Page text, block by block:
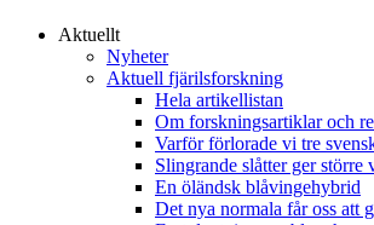
Aktuellt
Nyheter
Aktuell fjärilsforskning
Hela artikellistan
Om forskningsartiklar och
Varför förlorade vi tre
Slingrande slåtter ger större
En öländsk blåvingehybrid
Det nya normala får oss att